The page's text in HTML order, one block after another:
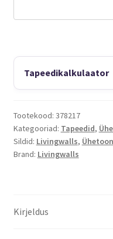
Tapeedikalkulaator
Tootekood: 378217
Kategooriad: Tapeedid,
Sildid: Livingwalls,
Brand: Livingwalls
Kirjeldus